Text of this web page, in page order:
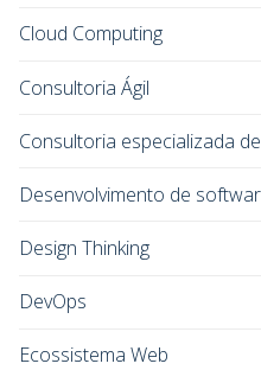
Cloud Computing
Consultoria Ágil
Consultoria especializada
Desenvolvimento de
Design Thinking
DevOps
Ecossistema Web